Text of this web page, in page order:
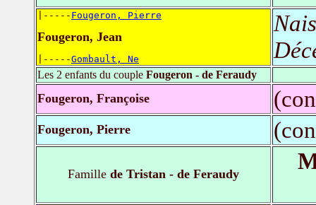
|----- Fougeron, Pierre
Fougeron, Jean
|-----Gombault, Ne
Les 2 enfants du couple Fougeron - de Feraudy
Fougeron, Françoise
Fougeron, Pierre
Famille de Tristan - de Feraudy